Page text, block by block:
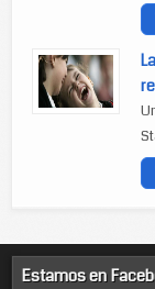
Estamos en